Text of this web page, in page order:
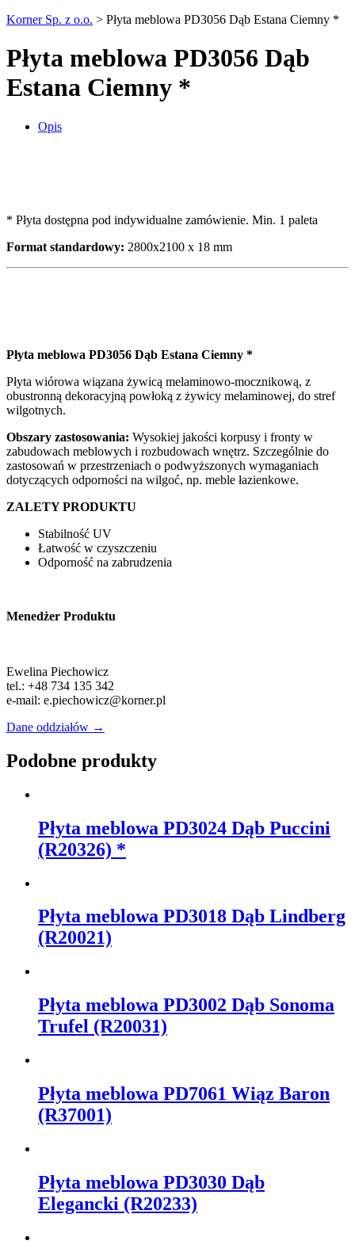
Korner Sp. z o.o. > Płyta meblowa PD3056 Dąb Estana Ciemny *
Płyta meblowa PD3056 Dąb
Estana Ciemny *
Opis
* Płyta dostępna pod indywidualne zamówienie. Min. 1 paleta
Format standardowy: 2800x2100 x 18 mm
Płyta meblowa PD3056 Dąb Estana Ciemny *
Płyta wiórowa wiązana żywicą melaminowo-mocznikową, z
obustronną dekoracyjną powłoką z żywicy melaminowej, do stref
wilgotnych.
Obszary zastosowania: Wysokiej jakości korpusy i fronty w
zabudowach meblowych i rozbudowach wnętrz. Szczególnie do
zastosowań w przestrzeniach o podwyższonych wymaganiach
dotyczących odporności na wilgoć, np. meble łazienkowe.
ZALETY PRODUKTU
Stabilność UV
Łatwość w czyszczeniu
Odporność na zabrudzenia
Menedżer Produktu
Ewelina Piechowicz
tel.: +48 734 135 342
e-mail: e.piechowicz@korner.pl
Dane oddziałów →
Podobne produkty
Płyta meblowa PD3024 Dąb Puccini
(R20326) *
Płyta meblowa PD3018 Dąb Lindberg
(R20021)
Płyta meblowa PD3002 Dąb Sonoma
Trufel (R20031)
Płyta meblowa PD7061 Wiąz Baron
(R37001)
Płyta meblowa PD3030 Dąb
Elegancki (R20233)